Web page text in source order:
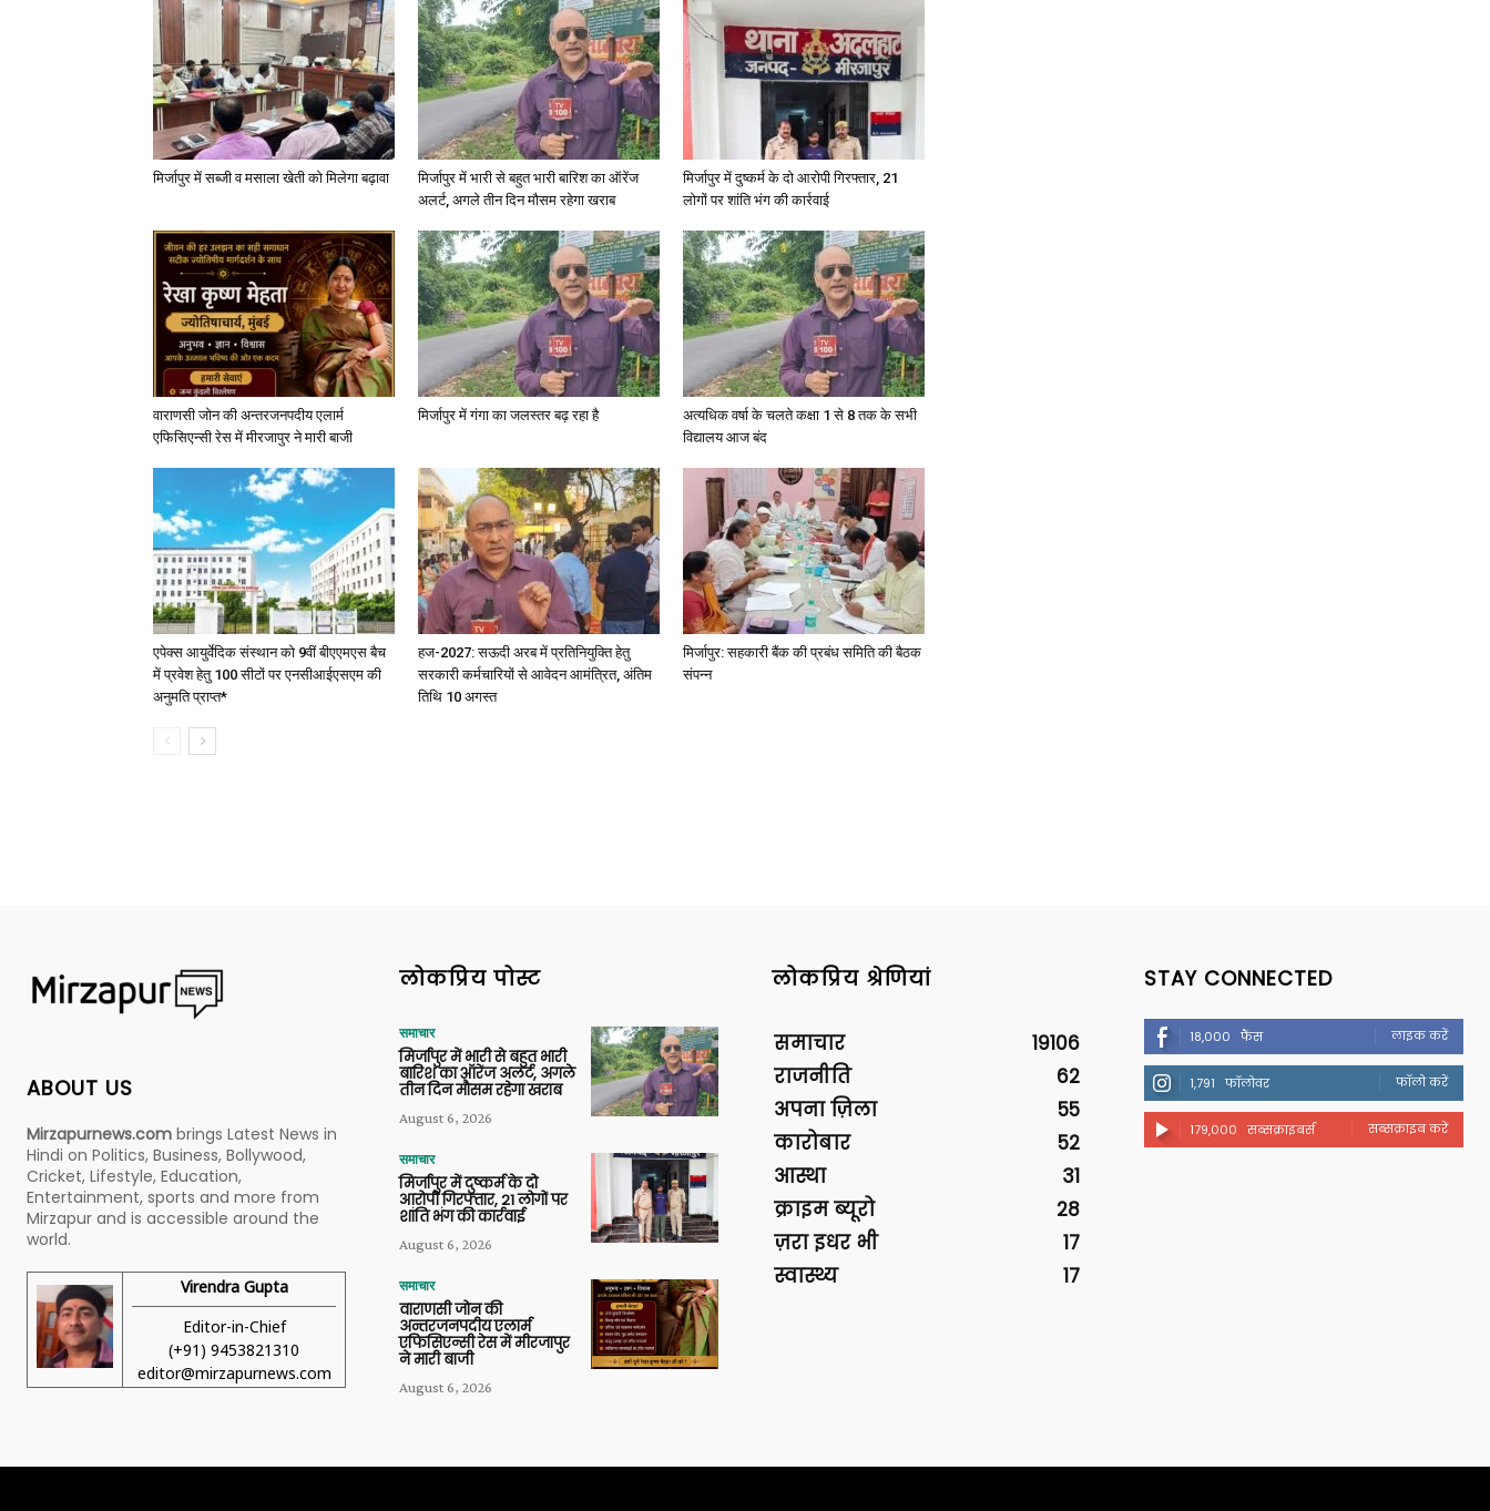
in
Hindi,
Today
Hindi
News
मिर्जापुर में सब्जी व मसाला खेती को मिलेगा बढ़ावा
मिर्जापुर में भारी से बहुत भारी बारिश का ऑरेंज
अलर्ट, अगले तीन दिन मौसम रहेगा खराब
मिर्जापुर में दुष्कर्म के दो आरोपी गिरफ्तार, 21
लोगों पर शांति भंग की कार्रवाई
वाराणसी जोन की अन्तरजनपदीय एलार्म
एफिसिएन्सी रेस में मीरजापुर ने मारी बाजी
मिर्जापुर में गंगा का जलस्तर बढ़ रहा है
अत्यधिक वर्षा के चलते कक्षा 1 से 8 तक के सभी
विद्यालय आज बंद
एपेक्स आयुर्वेदिक संस्थान को 9वीं बीएएमएस बैच
में प्रवेश हेतु 100 सीटों पर एनसीआईएसएम की
अनुमति प्राप्त*
हज-2027: सऊदी अरब में प्रतिनियुक्ति हेतु
सरकारी कर्मचारियों से आवेदन आमंत्रित, अंतिम
तिथि 10 अगस्त
मिर्जापुर: सहकारी बैंक की प्रबंध समिति की बैठक
संपन्न
ABOUT US
Mirzapurnews.com brings Latest News in
Hindi on Politics, Business, Bollywood,
Cricket, Lifestyle, Education,
Entertainment, sports and more from
Mirzapur and is accessible around the
world.
Virendra Gupta
Editor-in-Chief
(+91) 9453821310
editor@mirzapurnews.com
लोकप्रिय पोस्ट
समाचार
मिर्जापुर में भारी से बहुत भारी
बारिश का ऑरेंज अलर्ट, अगले
तीन दिन मौसम रहेगा खराब
August 6, 2026
समाचार
मिर्जापुर में दुष्कर्म के दो
आरोपी गिरफ्तार, 21 लोगों पर
शांति भंग की कार्रवाई
August 6, 2026
समाचार
वाराणसी जोन की
अन्तरजनपदीय एलार्म
एफिसिएन्सी रेस में मीरजापुर
ने मारी बाजी
August 6, 2026
लोकप्रिय श्रेणियां
समाचार
19106
राजनीति
62
अपना ज़िला
55
कारोबार
52
आस्था
31
क्राइम ब्यूरो
28
ज़रा इधर भी
17
स्वास्थ्य
17
STAY CONNECTED
18,000 फैंस लाइक करें
1,791 फॉलोवर फॉलो करें
179,000 सब्सक्राइबर्स सब्सक्राइब करें